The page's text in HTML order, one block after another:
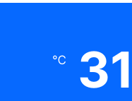
31
℃